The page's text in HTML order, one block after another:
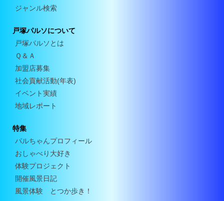
ジャンル検索
戸塚パルソについて
戸塚パルソとは
Ｑ＆Ａ
加盟店募集
社会貢献活動(年表)
イベント実績
地域レポート
特集
パルちゃんプロフィール
おしゃべり大好き
体験プロジェクト
開催風景日記
風景体験 とつか歩き！